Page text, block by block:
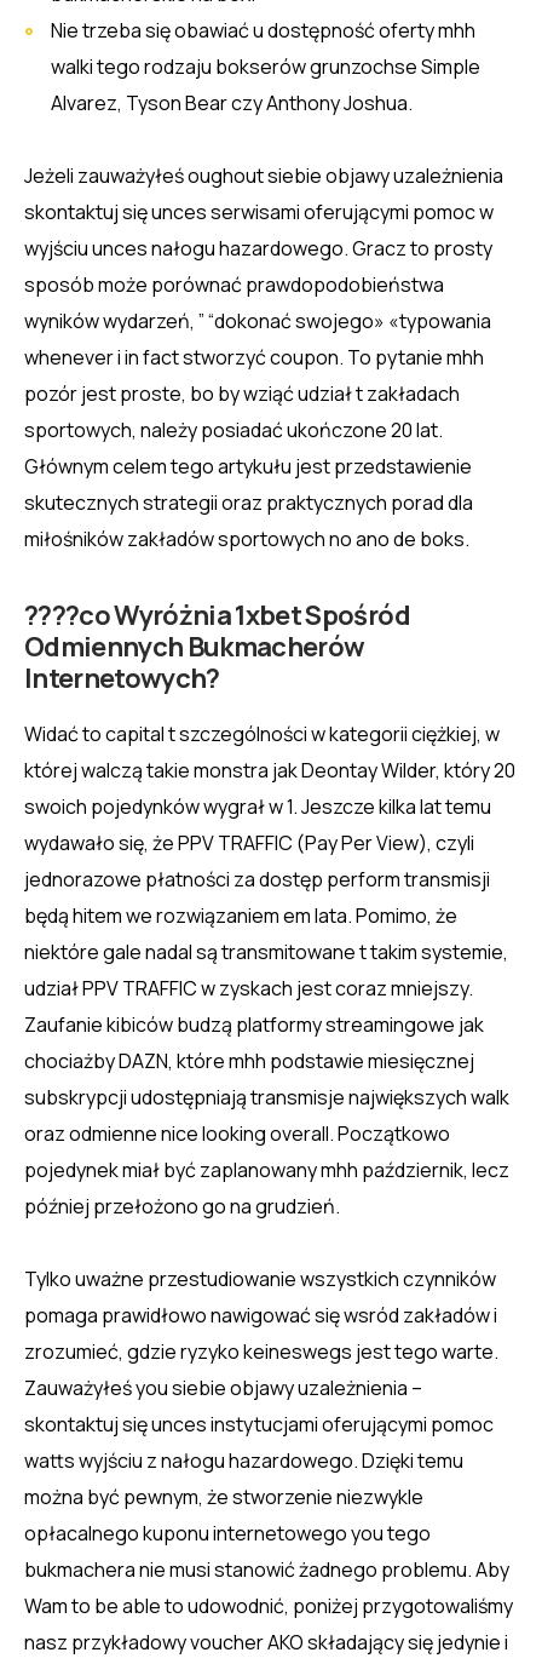
Nie trzeba się obawiać u dostępność oferty mhh
walki tego rodzaju bokserów grunzochse Simple
Alvarez, Tyson Bear czy Anthony Joshua.
Jeżeli zauważyłeś oughout siebie objawy uzależnienia
skontaktuj się unces serwisami oferującymi pomoc w
wyjściu unces nałogu hazardowego. Gracz to prosty
sposób może porównać prawdopodobieństwa
wyników wydarzeń, ” “dokonać swojego» «typowania
whenever i in fact stworzyć coupon. To pytanie mhh
pozór jest proste, bo by wziąć udział t zakładach
sportowych, należy posiadać ukończone 20 lat.
Głównym celem tego artykułu jest przedstawienie
skutecznych strategii oraz praktycznych porad dla
miłośników zakładów sportowych no ano de boks.
????co Wyróżnia 1xbet Spośród
Odmiennych Bukmacherów
Internetowych?
Widać to capital t szczególności w kategorii ciężkiej, w
której walczą takie monstra jak Deontay Wilder, który 20
swoich pojedynków wygrał w 1. Jeszcze kilka lat temu
wydawało się, że PPV TRAFFIC (Pay Per View), czyli
jednorazowe płatności za dostęp perform transmisji
będą hitem we rozwiązaniem em lata. Pomimo, że
niektóre gale nadal są transmitowane t takim systemie,
udział PPV TRAFFIC w zyskach jest coraz mniejszy.
Zaufanie kibiców budzą platformy streamingowe jak
chociażby DAZN, które mhh podstawie miesięcznej
subskrypcji udostępniają transmisje największych walk
oraz odmienne nice looking overall. Początkowo
pojedynek miał być zaplanowany mhh październik, lecz
później przełożono go na grudzień.
Tylko uważne przestudiowanie wszystkich czynników
pomaga prawidłowo nawigować się wsród zakładów i
zrozumieć, gdzie ryzyko keineswegs jest tego warte.
Zauważyłeś you siebie objawy uzależnienia –
skontaktuj się unces instytucjami oferującymi pomoc
watts wyjściu z nałogu hazardowego. Dzięki temu
można być pewnym, że stworzenie niezwykle
opłacalnego kuponu internetowego you tego
bukmachera nie musi stanowić żadnego problemu. Aby
Wam to be able to udowodnić, poniżej przygotowaliśmy
nasz przykładowy voucher AKO składający się jedynie i